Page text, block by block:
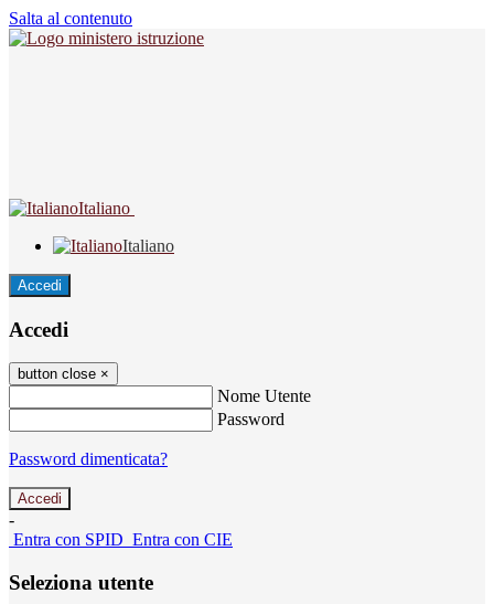
Salta al contenuto
Italiano
Italiano
Accedi
Accedi
button close ×
Nome Utente
Password
Password dimenticata?
-
Entra con SPID Entra con CIE
Seleziona utente